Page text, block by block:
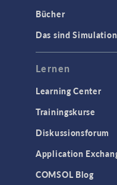
Bücher
Das sind
Lernen
Learning Center
Trainingskurse
Diskussionsforum
Application
COMSOL Blog